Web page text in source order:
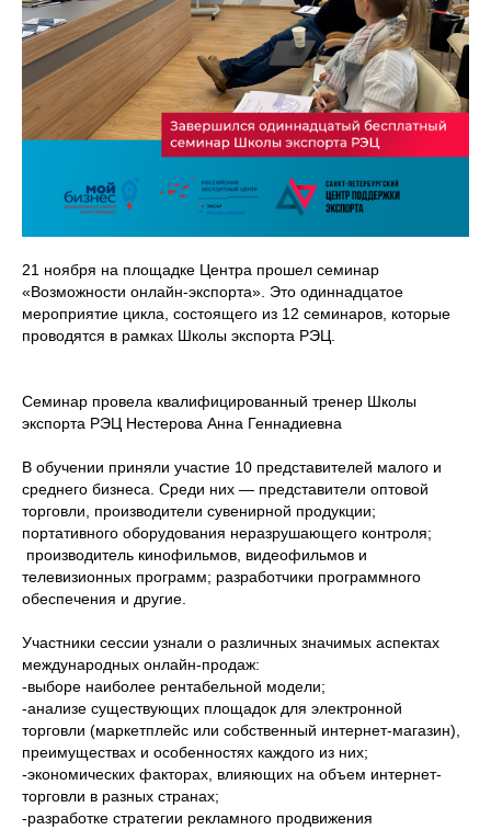
21 ноября на площадке Центра прошел семинар
«Возможности онлайн-экспорта». Это одиннадцатое
мероприятие цикла, состоящего из 12 семинаров, которые
проводятся в рамках Школы экспорта РЭЦ.
Семинар провела квалифицированный тренер Школы
экспорта РЭЦ Нестерова Анна Геннадиевна
В обучении приняли участие 10 представителей малого и
среднего бизнеса. Среди них — представители оптовой
торговли, производители сувенирной продукции;
портативного оборудования неразрушающего контроля;
производитель кинофильмов, видеофильмов и
телевизионных программ; разработчики программного
обеспечения и другие.
Участники сессии узнали о различных значимых аспектах
международных онлайн-продаж:
-выборе наиболее рентабельной модели;
-анализе существующих площадок для электронной
торговли (маркетплейс или собственный интернет-магазин),
преимуществах и особенностях каждого из них;
-экономических факторах, влияющих на объем интернет-
торговли в разных странах;
-разработке стратегии рекламного продвижения